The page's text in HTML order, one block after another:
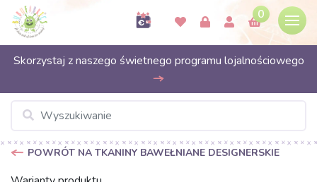
0
Skorzystaj z naszego świetnego programu lojalnościowego
POWRÓT NA TKANINY BAWEŁNIANE DESIGNERSKIE